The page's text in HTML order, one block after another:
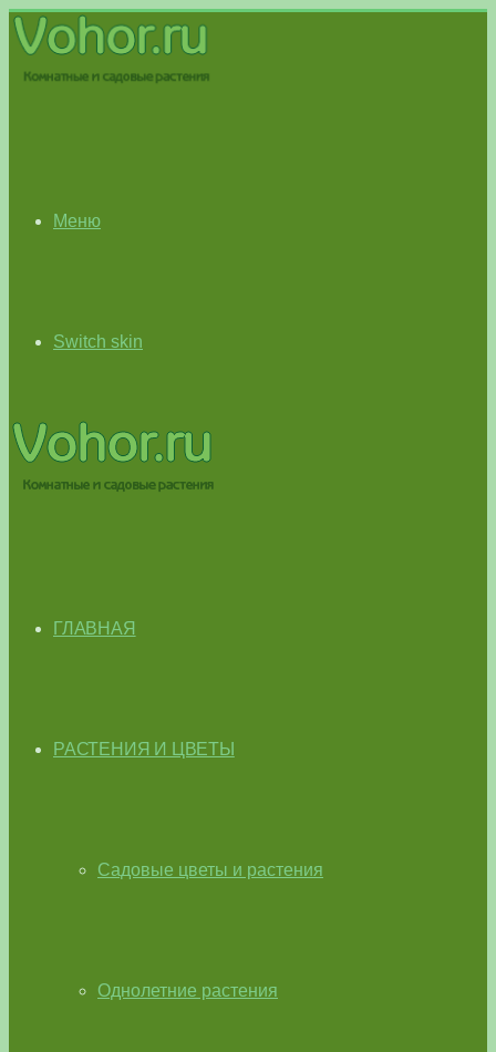
Меню
Switch skin
ГЛАВНАЯ
РАСТЕНИЯ И ЦВЕТЫ
Садовые цветы и растения
Однолетние растения